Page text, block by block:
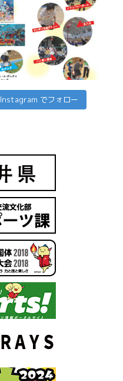
Instagram でフォロー